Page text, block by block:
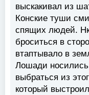
выскакивал из
Конские туши
спящих людей.
броситься в
втаптывало в
Лошади
выбраться из
который